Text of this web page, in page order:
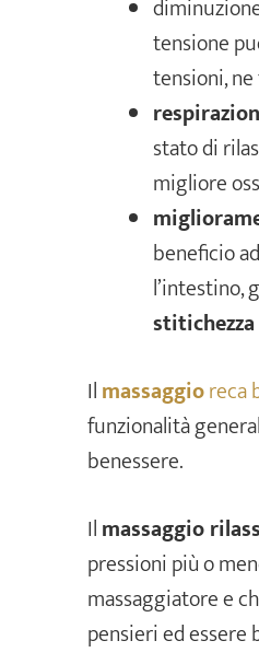
tensione
tensioni,
stato di
migliore
beneficio
l’intestino,
Ilmassaggioreca
funzionalità
benessere.
Ilmassaggio
pressioni più o
massaggiatore e
pensieri ed essere